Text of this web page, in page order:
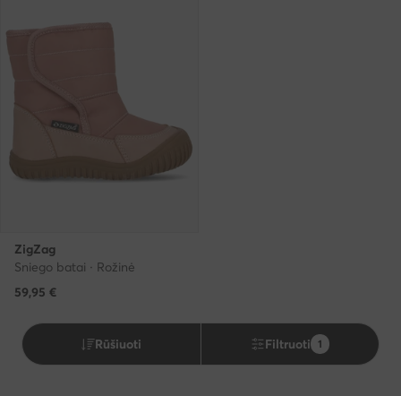
ZigZag
Sniego batai · Rožinė
59,95 €
Rūšiuoti Filtruoti 1